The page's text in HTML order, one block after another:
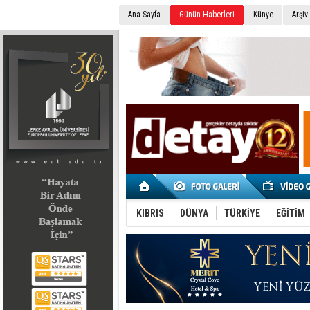
Ana Sayfa Günün Haberleri Künye Arşiv
KIBRIS DÜNYA TÜRKİYE EĞİTİM